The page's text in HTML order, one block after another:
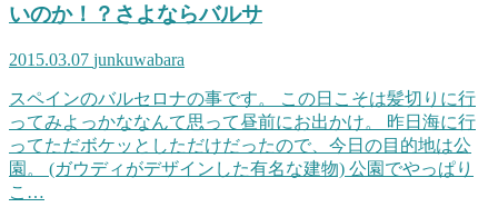
いのか！？さよならバルサ
2015.03.07 junkuwabara
スペインのバルセロナの事です。 この日こそは髪切りに行
ってみよっかななんて思って昼前にお出かけ。 昨日海に行
ってただボケッとしただけだったので、今日の目的地は公
園。 (ガウディがデザインした有名な建物) 公園でやっぱり
こ…